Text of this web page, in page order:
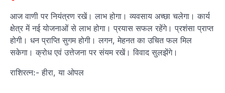
आज वाणी पर नियंत्रण रखें। लाभ होगा। व्यवसाय अच्छा चलेगा। कार्य
क्षेत्र में नई योजनाओं से लाभ होगा। प्रयास सफल रहेंगे। प्रशंसा प्राप्त
होगी। धन प्राप्ति सुगम होगी। लगन, मेहनत का उचित फल मिल
सकेगा। क्रोध एवं उत्तेजना पर संयम रखें। विवाद सुलझेंगे।
राशिरत्न:- हीरा, या ओपल